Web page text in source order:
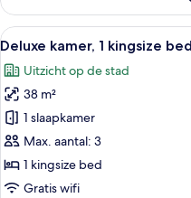
kamer
Alle
foto's
voor
Deluxe
kamer,
1
kingsize
bed
9
Deluxe kamer, 1 kingsize
Uitzicht op de stad
38 m²
1 slaapkamer
Max. aantal: 3
1 kingsize bed
Gratis wifi